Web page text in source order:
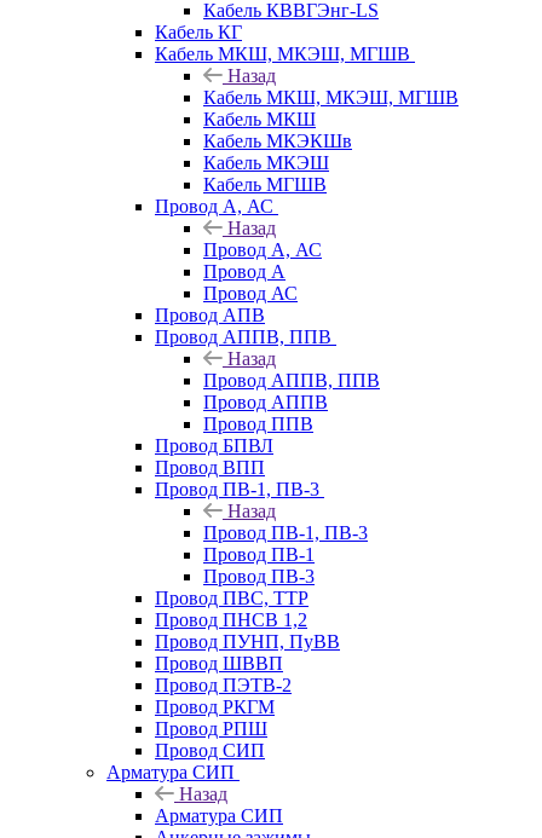
Кабель КВВГЭнг-LS
Кабель КГ
Кабель МКШ, МКЭШ, МГШВ
Назад
Кабель МКШ, МКЭШ, МГШВ
Кабель МКШ
Кабель МКЭКШв
Кабель МКЭШ
Кабель МГШВ
Провод А, АС
Назад
Провод А, АС
Провод А
Провод АС
Провод АПВ
Провод АППВ, ППВ
Назад
Провод АППВ, ППВ
Провод АППВ
Провод ППВ
Провод БПВЛ
Провод ВПП
Провод ПВ-1, ПВ-3
Назад
Провод ПВ-1, ПВ-3
Провод ПВ-1
Провод ПВ-3
Провод ПВС, ТТР
Провод ПНСВ 1,2
Провод ПУНП, ПуВВ
Провод ШВВП
Провод ПЭТВ-2
Провод РКГМ
Провод РПШ
Провод СИП
Арматура СИП
Назад
Арматура СИП